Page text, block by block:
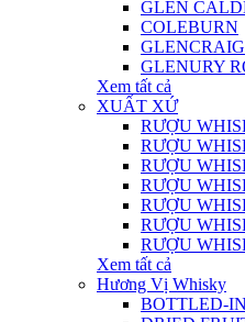
GLEN
COLEBURN
GLENCRAIG
GLENURY
Xem tất cả
XUẤT XỨ
RƯỢU
RƯỢU
RƯỢU
RƯỢU
RƯỢU
RƯỢU
RƯỢU
Xem tất cả
Hương Vị Whisky
BOTTLED-